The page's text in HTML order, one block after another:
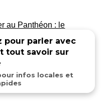
au Panthéon : le
pour parler avec
tout savoir sur
infos locales et